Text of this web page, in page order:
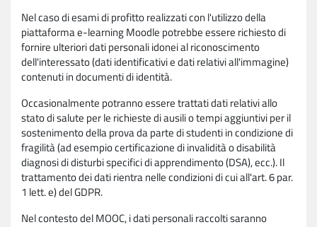
Nel caso di esami di profitto realizzati con l'utilizzo della
piattaforma e-learning Moodle potrebbe essere richiesto di
fornire ulteriori dati personali idonei al riconoscimento
dell'interessato (dati identificativi e dati relativi all'immagine)
contenuti in documenti di identità.
Occasionalmente potranno essere trattati dati relativi allo
stato di salute per le richieste di ausili o tempi aggiuntivi per il
sostenimento della prova da parte di studenti in condizione di
fragilità (ad esempio certificazione di invalidità o disabilità
diagnosi di disturbi specifici di apprendimento (DSA), ecc.). Il
trattamento dei dati rientra nelle condizioni di cui all'art. 6 par.
1 lett. e) del GDPR.
Nel contesto del MOOC, i dati personali raccolti saranno